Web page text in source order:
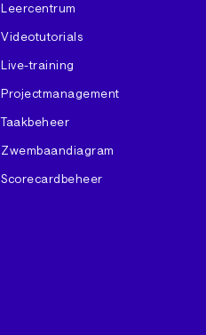
Leercentrum
Videotutorials
Live-training
Projectmanagement
Taakbeheer
Zwembaandiagram
Scorecardbeheer